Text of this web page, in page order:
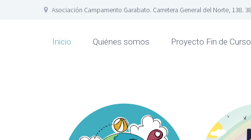
Asociación Campamento Garabato. Carretera General del Norte, 138.
Inicio Quiénes somos Proyecto Fin de Curso